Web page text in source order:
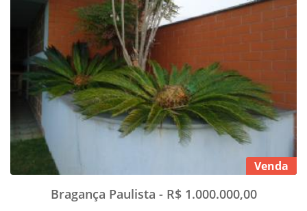
Venda
Bragança Paulista - R$ 1.000.000,00